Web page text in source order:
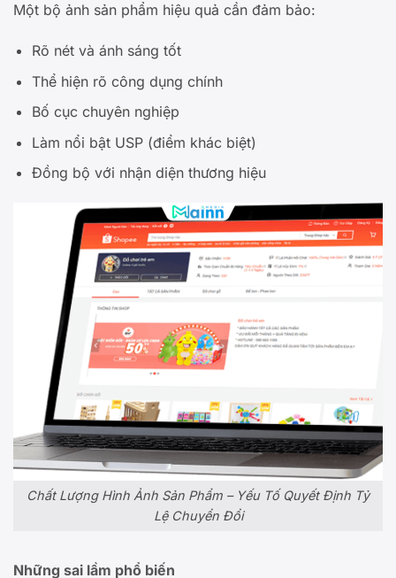
Một bộ ảnh sản phẩm hiệu quả cần đảm bảo:
Rõ nét và ánh sáng tốt
Thể hiện rõ công dụng chính
Bố cục chuyên nghiệp
Làm nổi bật USP (điểm khác biệt)
Đồng bộ với nhận diện thương hiệu
Chất Lượng Hình Ảnh Sản Phẩm – Yếu Tố Quyết Định Tỷ
Lệ Chuyển Đổi
Những sai lầm phổ biến